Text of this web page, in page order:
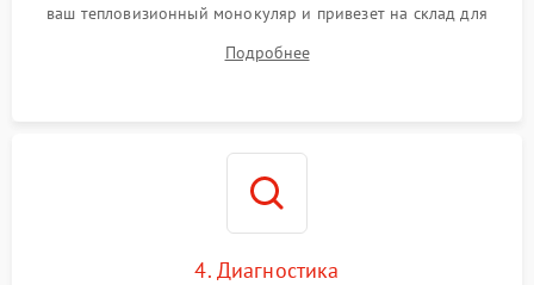
ваш тепловизионный монокуляр и привезет на склад для
Подробнее
4. Диагностика